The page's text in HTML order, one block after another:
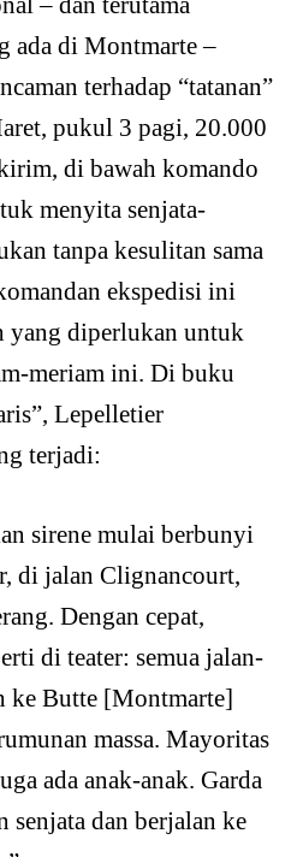
ada di Montmarte –
terhadap “tatanan”
pukul 3 pagi, 20.000
di bawah komando
menyita senjata-
tanpa kesulitan sama
ekspedisi ini
yang diperlukan untuk
meriam ini. Di buku
Lepelletier
terjadi:
sirene mulai berbunyi
di jalan Clignancourt,
Dengan cepat,
di teater: semua jalan-
ke Butte [Montmarte]
massa. Mayoritas
ada anak-anak. Garda
senjata dan berjalan ke